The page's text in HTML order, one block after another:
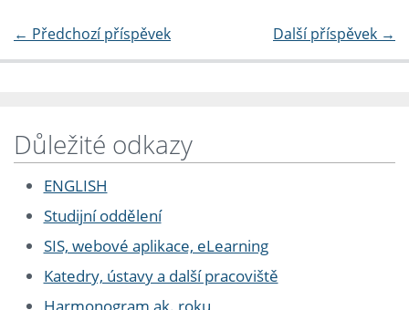
← Předchozí příspěvek Další příspěvek →
Důležité odkazy
ENGLISH
Studijní oddělení
SIS, webové aplikace, eLearning
Katedry, ústavy a další pracoviště